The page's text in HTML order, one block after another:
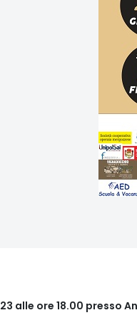
alle ore 18.00 presso